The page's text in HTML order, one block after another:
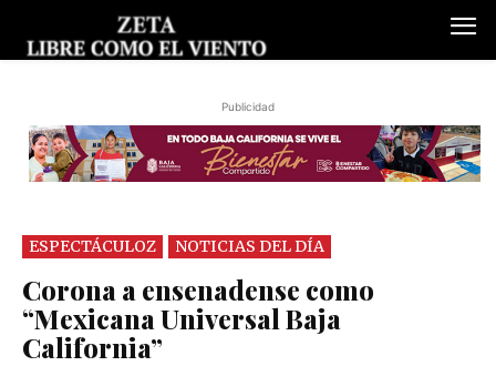
Publicidad
ESPECTÁCULOZ NOTICIAS DEL DÍA
Corona a ensenadense como
“Mexicana Universal Baja
California”